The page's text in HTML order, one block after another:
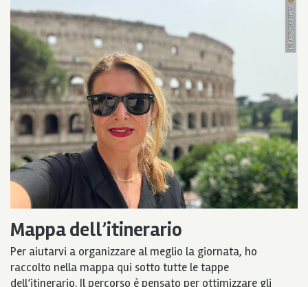
Mappa dell’itinerario
Per aiutarvi a organizzare al meglio la giornata, ho
raccolto nella mappa qui sotto tutte le tappe
dell’itinerario. Il percorso è pensato per ottimizzare gli